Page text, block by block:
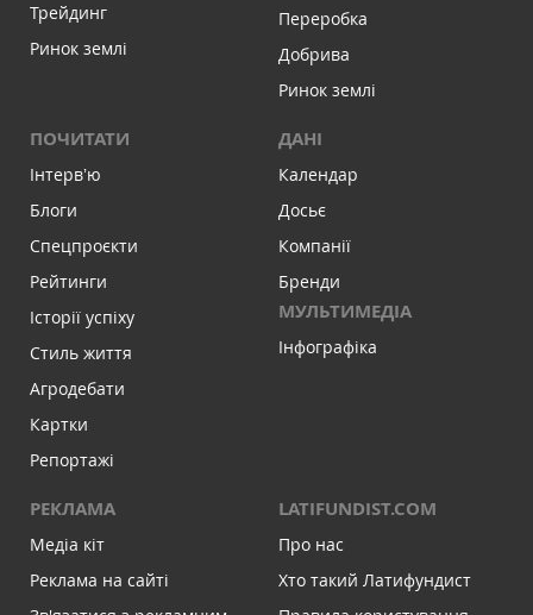
Трейдинг
Ринок землі
Переробка
Добрива
Ринок землі
ПОЧИТАТИ
Інтервʼю
Блоги
Спецпроєкти
Рейтинги
Історії успіху
Стиль життя
Агродебати
Картки
Репортажі
ДАНІ
Календар
Досьє
Компанії
Бренди
МУЛЬТИМЕДІА
Інфографіка
РЕКЛАМА
Медіа кіт
Реклама на сайті
LATIFUNDIST.COM
Про нас
Хто такий Латифундист